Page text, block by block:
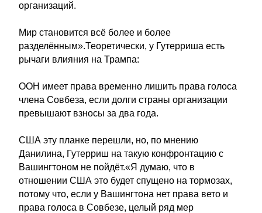
организаций.
Мир становится всё более и более
разделённым».Теоретически, у Гутерриша есть
рычаги влияния на Трампа:
ООН имеет права временно лишить права голоса
члена Совбеза, если долги страны организации
превышают взносы за два года.
США эту планке перешли, но, по мнению
Данилина, Гутерриш на такую конфронтацию с
Вашингтоном не пойдёт.«Я думаю, что в
отношении США это будет спущено на тормозах,
потому что, если у Вашингтона нет права вето и
права голоса в Совбезе, целый ряд мер